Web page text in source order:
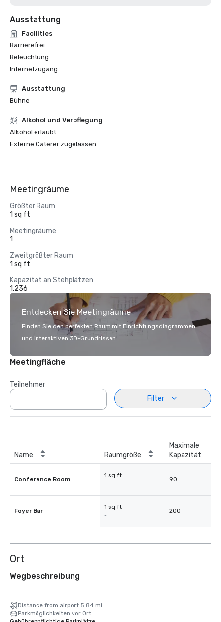
Ausstattung
Facilities
Barrierefrei
Beleuchtung
Internetzugang
Ausstattung
Bühne
‪Alkohol‬ und Verpflegung
‪Alkohol‬ erlaubt
Externe Caterer zugelassen
Meetingräume
Größter Raum
1 sq ft
Meetingräume
1
Zweitgrößter Raum
1 sq ft
Kapazität an Stehplätzen
1.236
Entdecken Sie Meetingräume
Finden Sie den perfekten Raum mit Einrichtungsdiagrammen
und interaktiven 3D-Grundrissen.
Meetingfläche
Teilnehmer
Filter
Name Raumgröße
Maximale
Kapazität
Conference Room
1 sq ft
-
90
Foyer Bar
1 sq ft
-
200
Ort
Wegbeschreibung
Distance from airport 5.84 mi
Parkmöglichkeiten vor Ort